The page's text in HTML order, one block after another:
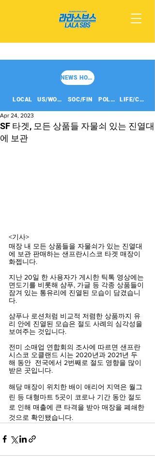
NEWS HOME
LOCAL US/WORLD SOC/FIN POLITICS LIFE/CULT
SF 타겟, 모든 상품들 자물쇠 있는 진열대
에 보관
Apr 24, 2023
<기사>
매장 내 모든 상품들을 자물쇠가 있는 진열대
에 보관 판매하는 샌프란시스코 타겟 매장이
화젭니다.
지난 20일 한 사용자가 게시한 틱톡 영상에는
면도기를 비롯해 샴푸, 가글 등 각종 상품들이
잠겨 있는 통유리에 진열된 모습이 담겼습니
다.
샴푸나 로션처럼 비교적 저렴한 상품까지 유
리 안에 진열된 모습은 절도 사례의 심각성을
보여주는 것입니다.
전미 소매업 연합회의 조사에 따르면 샌프란
시스코 오클랜드 시는 2020년과 2021년 두
해 동안  전국에서 2번째로 절도 영향을 많이
받은 곳입니다.
해당 매장이 위치한 배이 애리어 지역은 월그
린 등 대형마트 5곳이 코로나 기간 동안 절도
로 인해 매출에 큰 타격을 받아 매장을 폐쇄한
것으로 확인됐습니다.